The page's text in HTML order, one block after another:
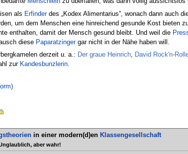
als Erfinderdes „Kodex Alimentarius”, wonach dann auch
um dem Menschen eine hinreichend gesunde Kost bieten
enthalten, damit der Mensch gesund bleibt. Und weil die
diese Paparatzingergar nicht in der Nähe haben will.
derzeit u. a.: Der graue Heinrich, David Rock'n-
zur Kandesbunzlerin.
in einer modern(d)en Klassengesellschaft
aber wahr!